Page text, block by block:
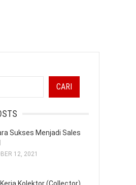
CARI
Sukses Menjadi Sales
12, 2021